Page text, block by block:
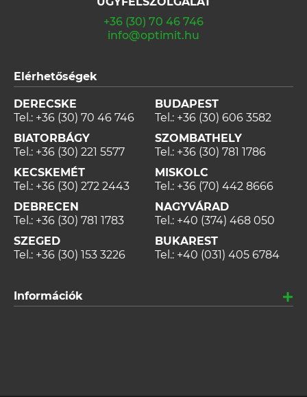
+36 (30) 70 46 746
info@optimit.hu
Elérhetőségek
DERECSKE
Tel.: +36 (30) 70 46 746
BIATORBÁGY
Tel.: +36 (30) 221 5577
KECSKEMÉT
Tel.: +36 (30) 272 2443
DEBRECEN
Tel.: +36 (30) 781 1783
SZEGED
Tel.: +36 (30) 153 3226
BUDAPEST
Tel.: +36 (30) 606 3582
SZOMBATHELY
Tel.: +36 (30) 781 1786
MISKOLC
Tel.: +36 (70) 442 8666
NAGYVÁRAD
Tel.: +40 (374) 468 050
BUKAREST
Tel.: +40 (031) 405 6784
Információk